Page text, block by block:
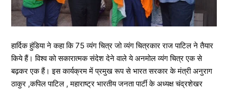
हार्दिक हुंडिया ने कहा कि 75 व्यंग चित्र जो व्यंग चित्रकार राज पाटिल ने तैयार
किये हैं। विश्व को सकारात्मक संदेश देने वाले ये अनमोल व्यंग चित्र एक से
बढ़कर एक हैं। इस कार्यक्रम में प्रमुख रूप से भारत सरकार के मंत्री अनुराग
ठाकुर ,कपिल पाटिल , महाराष्ट्र भारतीय जनता पार्टी के अध्यक्ष चंद्रशेखर